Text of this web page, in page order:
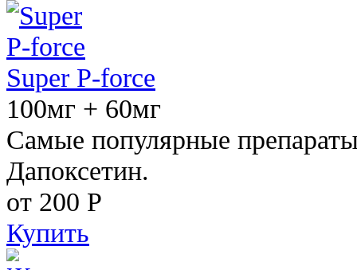
Super P-force
100мг + 60мг
Самые популярные
Дапоксетин.
от 200 Р
Купить